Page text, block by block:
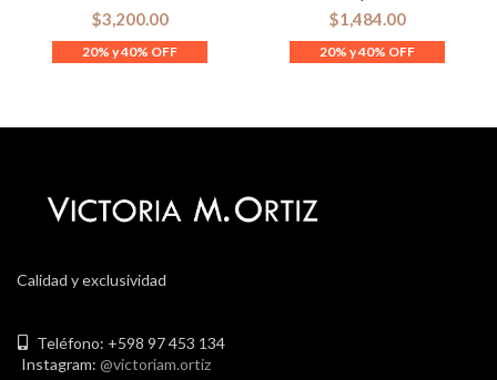
$3,200.00 $1,484.00
Calidad y exclusividad
Teléfono: +598 97 453 134
Instagram: @victoriam.ortiz